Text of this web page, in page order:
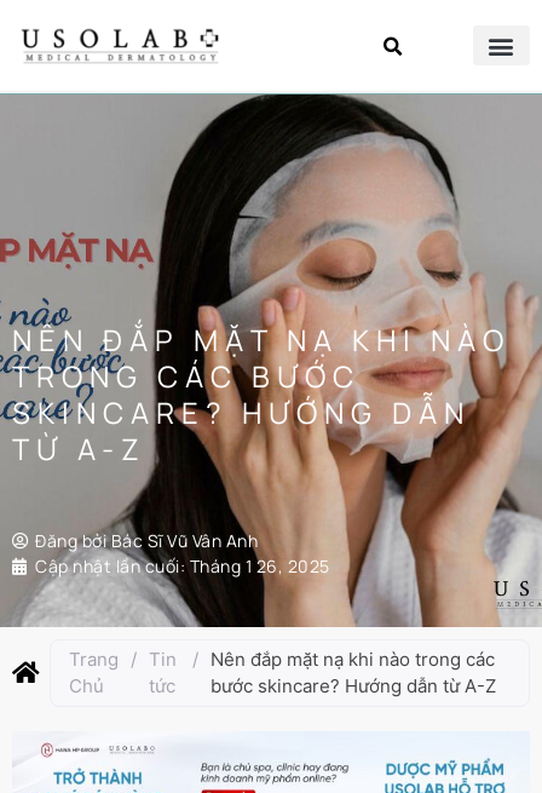
NÊN ĐẮP MẶT NẠ KHI NÀO
TRONG CÁC BƯỚC
SKINCARE? HƯỚNG DẪN
TỪ A-Z
Đăng bởiBác Sĩ Vũ Vân Anh
Cập nhật lần cuối:Tháng 1 26, 2025
Trang
Chủ
/ Tin
tức
/ Nên đắp mặt nạ khi nào trong các
bước skincare? Hướng dẫn từ A-Z